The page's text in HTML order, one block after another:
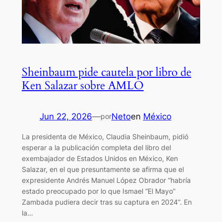
Sheinbaum pide cautela por libro de
Ken Salazar sobre AMLO
Jun 22, 2026—porNetoen México
La presidenta de México, Claudia Sheinbaum, pidió
esperar a la publicación completa del libro del
exembajador de Estados Unidos en México, Ken
Salazar, en el que presuntamente se afirma que el
expresidente Andrés Manuel López Obrador “habría
estado preocupado por lo que Ismael “El Mayo”
Zambada pudiera decir tras su captura en 2024”. En
la…